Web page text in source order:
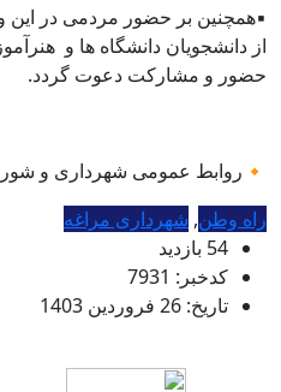
▪️همچنین بر حضور مردمی در
از دانشجویان دانشگاه ها و
حضور و مشارکت دعوت گردد.
🔸روابط عمومی شهرداری و
راه وطن, شهرداری مراغه
54 بازدید
کدخبر: 7931
تاریخ: 26 فروردین 1403